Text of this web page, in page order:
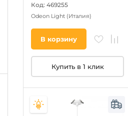
Код: 469255
Odeon Light (Италия)
В корзину
Купить в 1 клик